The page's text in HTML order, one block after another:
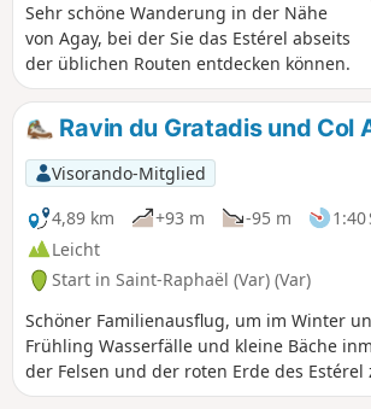
Sehr schöne Wanderung in der Nähe
von Agay, bei der Sie das Estérel abseits
der üblichen Routen entdecken können.
Ravin du Gratadis und Col
Visorando-Mitglied
4,89 km
+93 m -95 m
1:40
Leicht
Start in Saint-Raphaël (Var) (Var)
Schöner Familienausflug, um im Winter
Frühling Wasserfälle und kleine Bäche
der Felsen und der roten Erde des Estérel
entdecken. Im Sommer nicht zu